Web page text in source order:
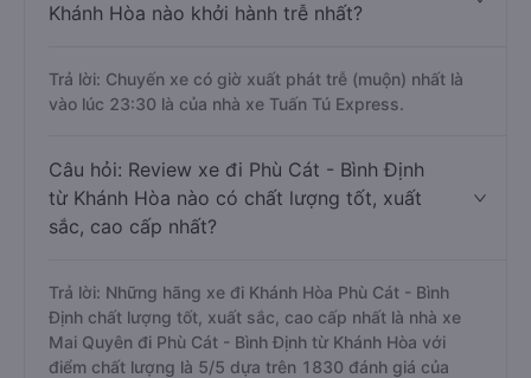
Khánh Hòa nào khởi hành trễ nhất?
Trả lời: Chuyến xe có giờ xuất phát trễ (muộn) nhất là
vào lúc 23:30 là của nhà xe Tuấn Tú Express.
Câu hỏi: Review xe đi Phù Cát - Bình Định
từ Khánh Hòa nào có chất lượng tốt, xuất
sắc, cao cấp nhất?
Trả lời: Những hãng xe đi Khánh Hòa Phù Cát - Bình
Định chất lượng tốt, xuất sắc, cao cấp nhất là nhà xe
Mai Quyên đi Phù Cát - Bình Định từ Khánh Hòa với
điểm chất lượng là 5/5 dựa trên 1830 đánh giá của